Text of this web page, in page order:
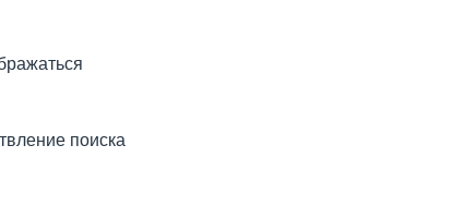
поиска